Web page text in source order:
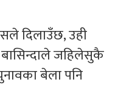
दिलाउँछ, उही
बासिन्दाले जहिलेसुकै
बेला पनि